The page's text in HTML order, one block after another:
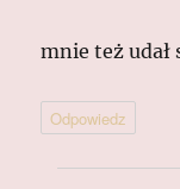
mnie też udał
Odpowiedz